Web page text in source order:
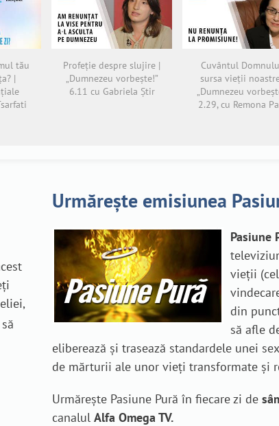
tău
|
Profeție despre slujire |
„Dumnezeu vorbește!”
6.11 cu Gabriela Știr
Cuvântul
sursa vieții
„Dumnezeu
2.29, cu Remona
să
Urmărește emisiunea
Pasiune
vieții
din
să afle
eliberează și trasează standardele unei
de mărturii ale unor vieți transformate și
Urmărește Pasiune Pură în fiecare zi de
canalul Alfa Omega TV.